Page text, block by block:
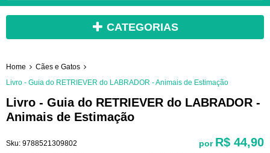
CATEGORIAS
Home
Cães e Gatos
Livro - Guia do RETRIEVER do LABRADOR - Animais de Estimação
Livro - Guia do RETRIEVER do LABRADOR -
Animais de Estimação
Sku: 9788521309802
por R$ 44,90